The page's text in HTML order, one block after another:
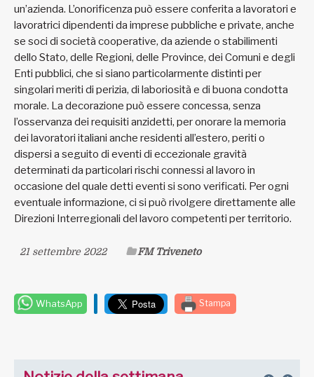
un’azienda. L’onorificenza può essere conferita a lavoratori e
lavoratrici dipendenti da imprese pubbliche e private, anche
se soci di società cooperative, da aziende o stabilimenti
dello Stato, delle Regioni, delle Province, dei Comuni e degli
Enti pubblici, che si siano particolarmente distinti per
singolari meriti di perizia, di laboriosità e di buona condotta
morale. La decorazione può essere concessa, senza
l’osservanza dei requisiti anzidetti, per onorare la memoria
dei lavoratori italiani anche residenti all’estero, periti o
dispersi a seguito di eventi di eccezionale gravità
determinati da particolari rischi connessi al lavoro in
occasione del quale detti eventi si sono verificati. Per ogni
eventuale informazione, ci si può rivolgere direttamente alle
Direzioni Interregionali del lavoro competenti per territorio.
21 settembre 2022 FM Triveneto
WhatsApp Stampa